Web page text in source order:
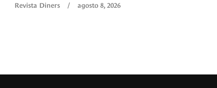
Revista Diners / agosto 8, 2026